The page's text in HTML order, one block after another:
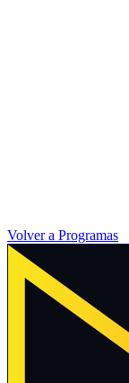
Volver a Programas